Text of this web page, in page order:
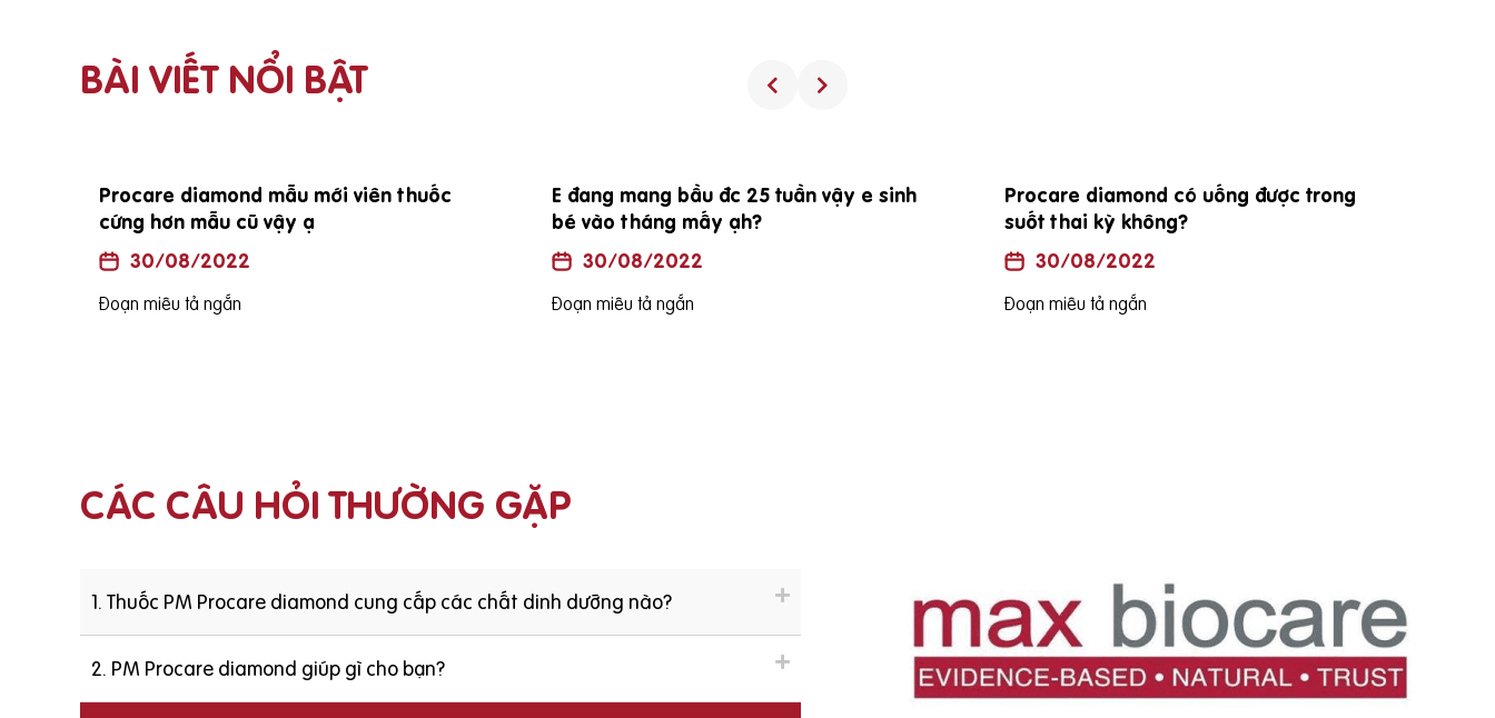
BÀI VIẾT NỔI BẬT
Procare diamond mẫu mới viên thuốc
cứng hơn mẫu cũ vậy ạ
30/08/2022
Đoạn miêu tả ngắn
E đang mang bầu đc 25 tuần vậy e sinh
bé vào tháng mấy ạh?
30/08/2022
Đoạn miêu tả ngắn
Procare diamond có uống được trong
suốt thai kỳ không?
30/08/2022
Đoạn miêu tả ngắn
CÁC CÂU HỎI THƯỜNG GẶP
1. Thuốc PM Procare diamond cung cấp các chất dinh dưỡng nào?
2. PM Procare diamond giúp gì cho bạn?